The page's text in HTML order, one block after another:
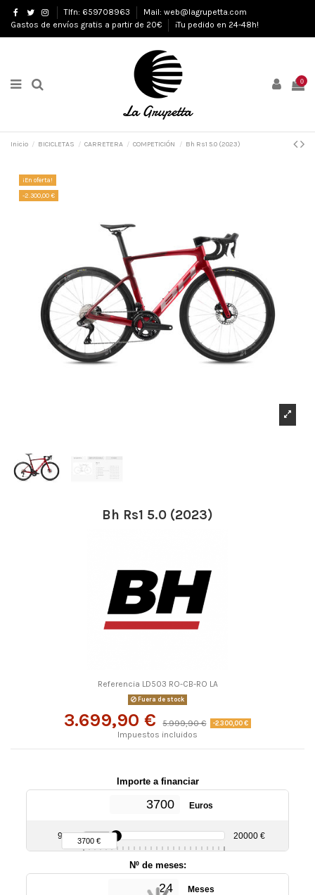
Tlfn: 659708963
Mail: web@lagrupetta.com
Gastos de envíos gratis a partir de 20€
¡Tu pedido en 24-48h!
0
Inicio BICICLETAS CARRETERA COMPETICIÓN Bh Rs1 5.0 (2023)
¡En oferta!
-2.300,00 €
Bh Rs1 5.0 (2023)
Referencia LD503 RO-CB-RO LA
Fuera de stock
3.699,90 € 5.999,90 € -2.300,00 €
Impuestos incluidos
Importe a financiar
Euros
90 € 3700 € 20000 €
Nº de meses:
Meses